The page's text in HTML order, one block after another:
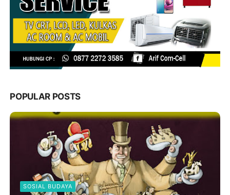
POPULAR POSTS
SOSIAL BUDAYA